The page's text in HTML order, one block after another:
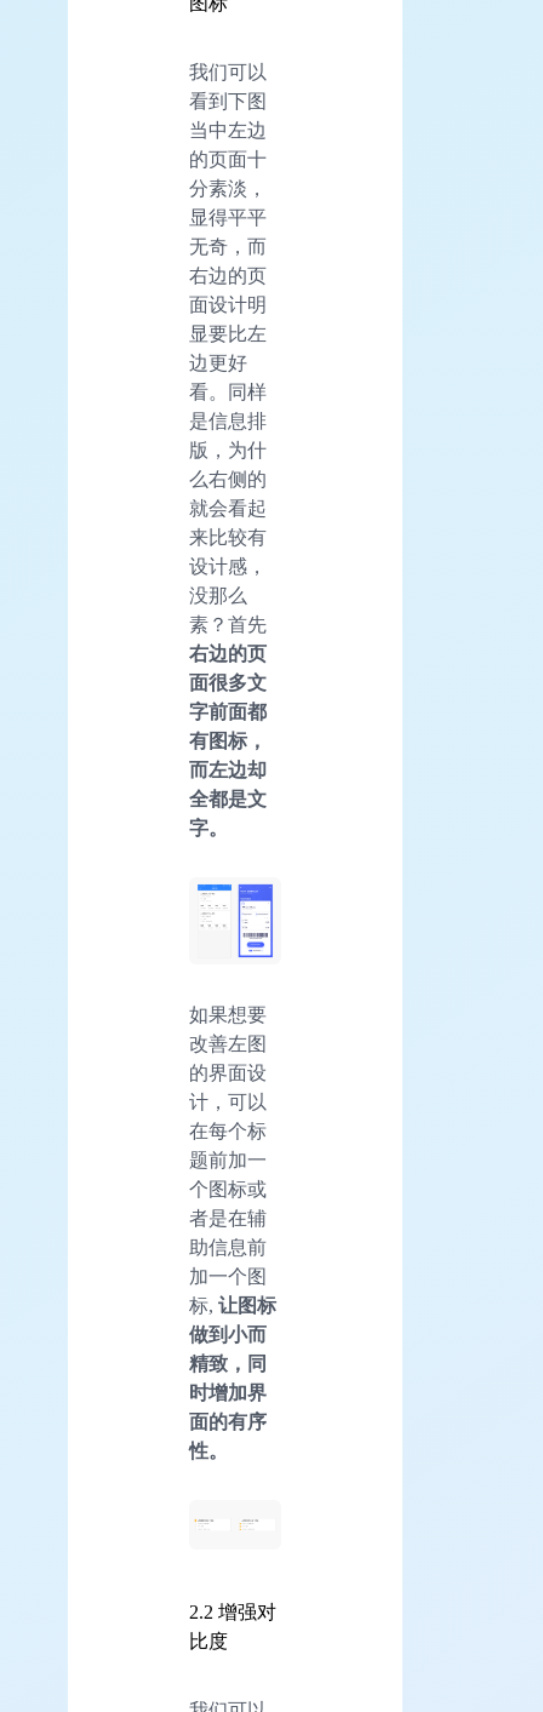
我们可以
看到下图
当中左边
的页面十
分素淡，
显得平平
无奇，而
右边的页
面设计明
显要比左
边更好
看。同样
是信息排
版，为什
么右侧的
就会看起
来比较有
设计感，
没那么
素？首先
右边的页
面很多文
字前面都
有图标，
而左边却
全都是文
字。
如果想要
改善左图
的界面设
计，可以
在每个标
题前加一
个图标或
者是在辅
助信息前
加一个图
标, 让图标
做到小而
精致，同
时增加界
面的有序
性。
2.2 增强对
比度